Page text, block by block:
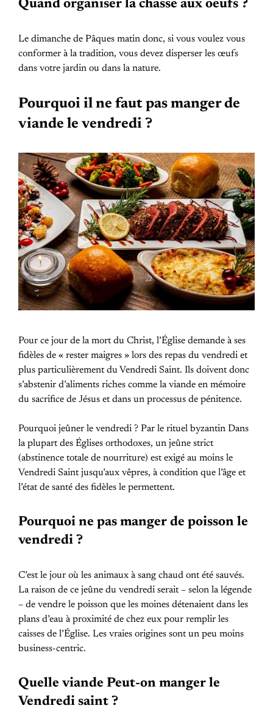
Quand organiser la chasse aux oeufs ?
Le dimanche de Pâques matin donc, si vous voulez vous
conformer à la tradition, vous devez disperser les œufs
dans votre jardin ou dans la nature.
Pourquoi il ne faut pas manger de
viande le vendredi ?
Pour ce jour de la mort du Christ, l’Église demande à ses
fidèles de « rester maigres » lors des repas du vendredi et
plus particulièrement du Vendredi Saint. Ils doivent donc
s’abstenir d’aliments riches comme la viande en mémoire
du sacrifice de Jésus et dans un processus de pénitence.
Pourquoi jeûner le vendredi ? Par le rituel byzantin Dans
la plupart des Églises orthodoxes, un jeûne strict
(abstinence totale de nourriture) est exigé au moins le
Vendredi Saint jusqu’aux vêpres, à condition que l’âge et
l’état de santé des fidèles le permettent.
Pourquoi ne pas manger de poisson le
vendredi ?
C’est le jour où les animaux à sang chaud ont été sauvés.
La raison de ce jeûne du vendredi serait – selon la légende
– de vendre le poisson que les moines détenaient dans les
plans d’eau à proximité de chez eux pour remplir les
caisses de l’Église. Les vraies origines sont un peu moins
business-centric.
Quelle viande Peut-on manger le
Vendredi saint ?